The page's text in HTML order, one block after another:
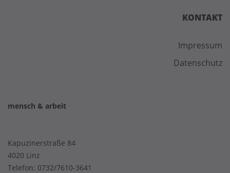
KONTAKT
Impressum
Datenschutz
mensch & arbeit
Kapuzinerstraße 84
4020 Linz
Telefon: 0732/7610-3641